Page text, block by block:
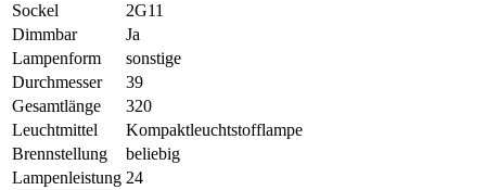
Sockel
2G11
Dimmbar
Ja
Lampenform
sonstige
Durchmesser
39
Gesamtlänge
320
Leuchtmittel
Kompaktleuchtstofflampe
Brennstellung
beliebig
Lampenleistung 24